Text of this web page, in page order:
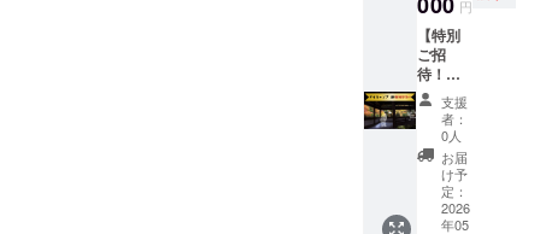
性がご
ざいま
す。何
卒予め
ご了承
くださ
いま
せ。
ん。お
つりは
でませ
ん。 ・
初回来
店時に
お渡し
いたし
ます。
スタッ
フにお
枚） ・
『ひろ
屋』で
のご飲
食代と
してご
利用い
ただけ
ます。1
枚ずつ
の利用
円
【特別
ご招
待！！
デイ
キャン
プ場を
あなた
専用と
して貸
切利用
いただ
支援
者：
0人
お届
け予
定：
2026
年05